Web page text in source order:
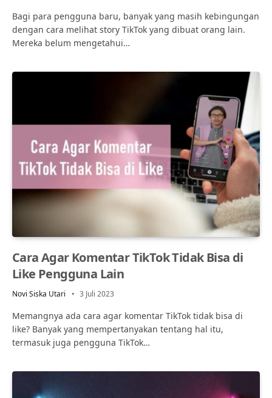
Bagi para pengguna baru, banyak yang masih kebingungan
dengan cara melihat story TikTok yang dibuat orang lain.
Mereka belum mengetahui…
Cara Agar Komentar TikTok Tidak Bisa di
Like Pengguna Lain
Novi Siska Utari 3 Juli 2023
Memangnya ada cara agar komentar TikTok tidak bisa di
like? Banyak yang mempertanyakan tentang hal itu,
termasuk juga pengguna TikTok…